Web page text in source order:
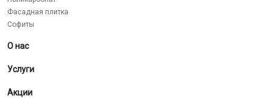
Фасадная плитка
Софиты
О нас
Услуги
Акции